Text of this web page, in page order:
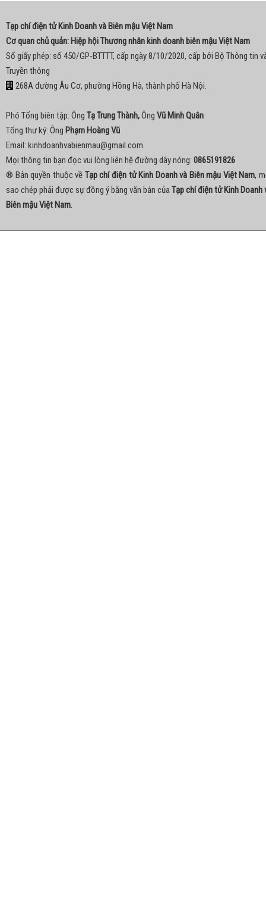
Tạp chí điện tử Kinh Doanh và Biên mậu Việt Nam
Cơ quan chủ quản: Hiệp hội Thương nhân kinh doanh biên mậu Việt Nam
Số giấy phép: số 450/GP-BTTTT, cấp ngày 8/10/2020, cấp bởi Bộ Thông tin
Truyền thông
268A đường Âu Cơ, phường Hồng Hà, thành phố Hà Nội.
Phó Tổng biên tập: Ông Tạ Trung Thành,Ông Vũ Minh Quân
Tổng thư ký: Ông Phạm Hoàng Vũ
Email: kinhdoanhvabienmau@gmail.com
Mọi thông tin bạn đọc vui lòng liên hệ đường dây nóng: 0865191826
® Bản quyền thuộc về Tạp chí điện tử Kinh Doanh và Biên mậu Việt Nam,
sao chép phải được sự đồng ý bằng văn bản củaTạp chí điện tử Kinh Doanh
Biên mậu Việt Nam.